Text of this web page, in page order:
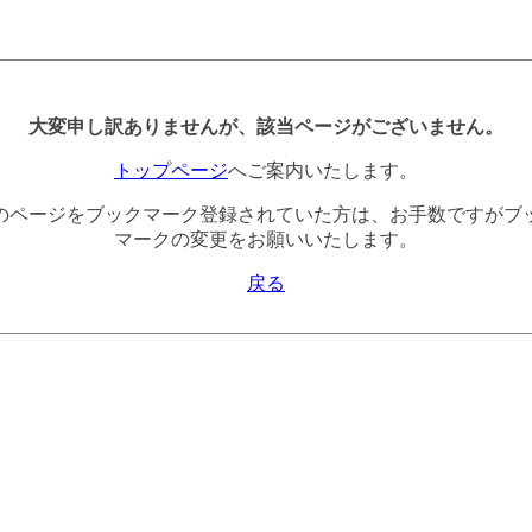
大変申し訳ありませんが、該当ページがございません。
トップページへご案内いたします。
ページをブックマーク登録されていた方は、お手数ですがブ
マークの変更をお願いいたします。
戻る